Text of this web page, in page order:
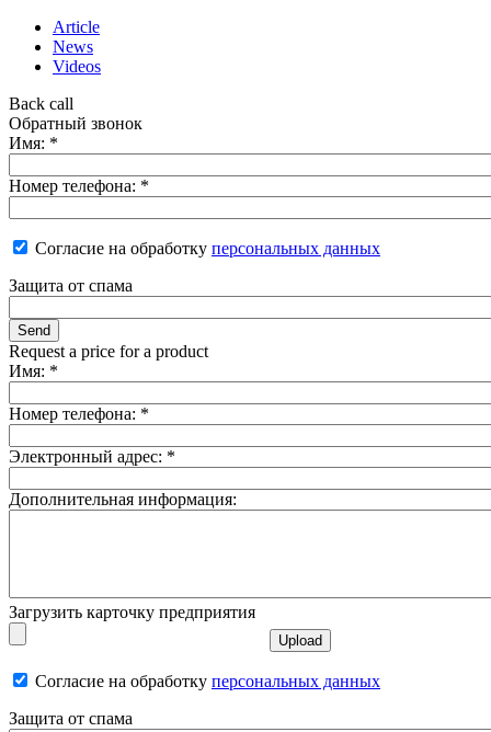
Article
News
Videos
Back call
Обратный звонок
Имя: *
Номер телефона: *
Согласие на обработку персональных данных
Защита от спама
Request a price for a product
Имя: *
Номер телефона: *
Электронный адрес: *
Дополнительная информация:
Загрузить карточку предприятия
Согласие на обработку персональных данных
Защита от спама